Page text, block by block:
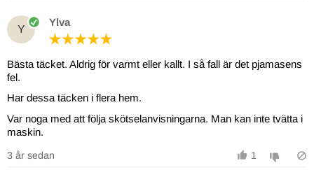
Y
Ylva
Bästa täcket. Aldrig för varmt eller kallt. I så fall är det pjamasens
fel.
Har dessa täcken i flera hem.
Var noga med att följa skötselanvisningarna. Man kan inte tvätta i
maskin.
3 år sedan 1